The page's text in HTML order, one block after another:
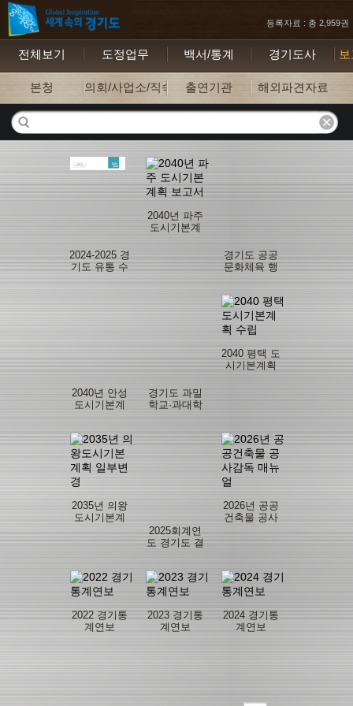
등록자료 : 총 2,959권
전체보기 도정업무 백서/통계 경기도사
본청 의회/사업소/직속기관출연기관 해외파견자료
2024-2025 경
기도 유통 수
2040년 파주
도시기본계
경기도 공공
문화체육 행
위한 ESG접
목 및 실천 방
안 개선 연구
2040년 안성
도시기본계
경기도 과밀
학교·과대학
육지원 방안
2040 평택 도
시기본계획
2035년 의왕
도시기본계
2025회계연
도 경기도 결
2026년 공공
건축물 공사
2022 경기통
계연보
2023 경기통
계연보
2024 경기통
계연보